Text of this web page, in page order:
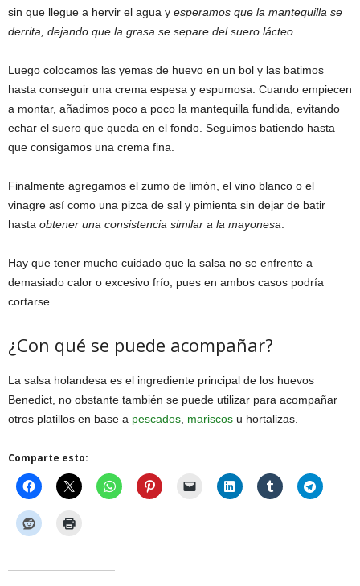
sin que llegue a hervir el agua y esperamos que la mantequilla se
derrita, dejando que la grasa se separe del suero lácteo
Luego colocamos las yemas de huevo en un bol y las batimos
hasta conseguir una crema espesa y espumosa. Cuando empiecen
a montar, añadimos poco a poco la mantequilla fundida, evitando
echar el suero que queda en el fondo. Seguimos batiendo hasta
que consigamos una crema fina.
Finalmente agregamos el zumo de limón, el vino blanco o el
vinagre así como una pizca de sal y pimienta sin dejar de batir
hasta obtener una consistencia similar a la mayonesa
Hay que tener mucho cuidado que la salsa no se enfrente a
demasiado calor o excesivo frío, pues en ambos casos podría
cortarse.
¿Con qué se puede acompañar?
La salsa holandesa es el ingrediente principal de los huevos
Benedict, no obstante también se puede utilizar para acompañar
otros platillos en base a pescados mariscos u hortalizas.
Comparte esto: